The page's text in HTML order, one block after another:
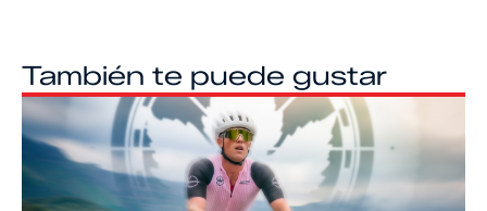
También te puede gustar